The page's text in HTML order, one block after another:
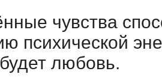
чувства
психической
любовь.